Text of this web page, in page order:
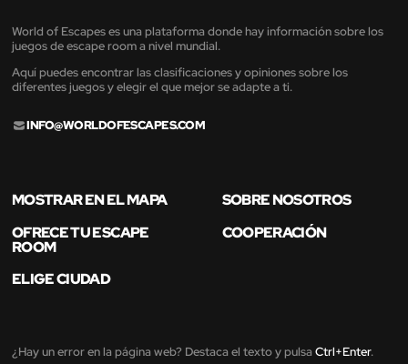
World of Escapes es una plataforma donde hay información sobre los
juegos de escape room a nivel mundial.
Aquí puedes encontrar las clasificaciones y opiniones sobre los
diferentes juegos y elegir el que mejor se adapte a ti.
INFO@WORLDOFESCAPES.COM
MOSTRAR EN EL MAPA
SOBRE NOSOTROS
OFRECE TU ESCAPE
ROOM
COOPERACIÓN
ELIGE CIUDAD
¿Hay un error en la página web? Destaca el texto y pulsa Ctrl+Enter.